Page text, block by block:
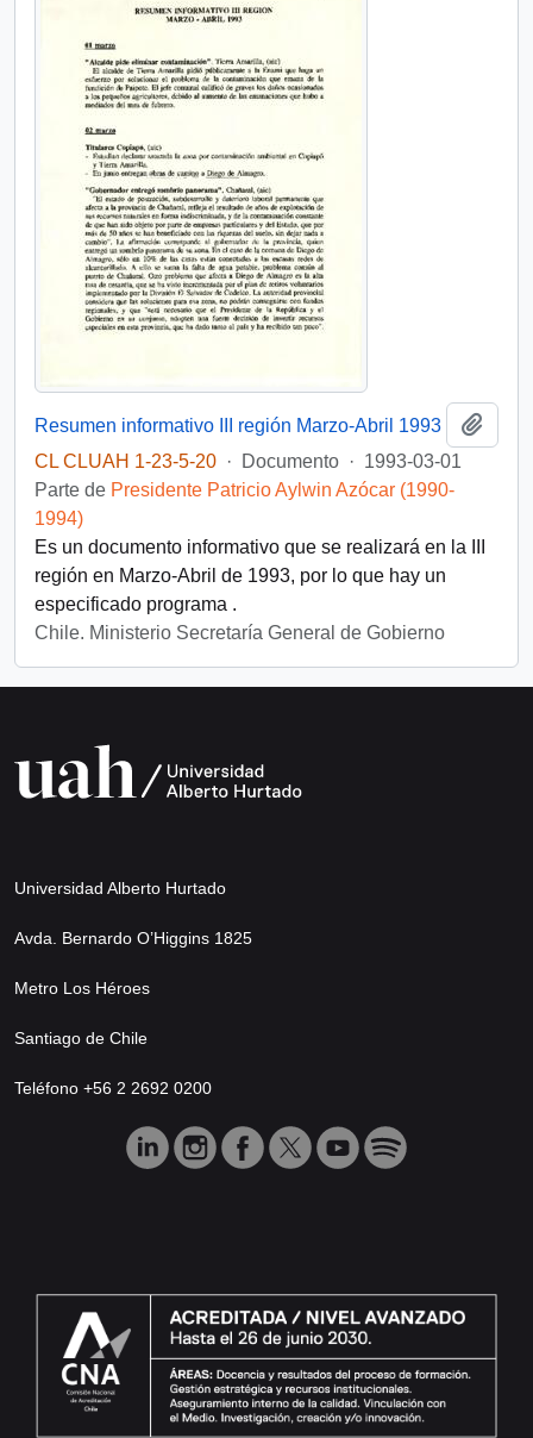
Resumen informativo III región Marzo-Abril 1993
CL CLUAH 1-23-5-20 · Documento · 1993-03-01
Parte de Presidente Patricio Aylwin Azócar (1990-
1994)
Es un documento informativo que se realizará en la III
región en Marzo-Abril de 1993, por lo que hay un
especificado programa .
Chile. Ministerio Secretaría General de Gobierno
Universidad Alberto Hurtado
Avda. Bernardo O’Higgins 1825
Metro Los Héroes
Santiago de Chile
Teléfono +56 2 2692 0200